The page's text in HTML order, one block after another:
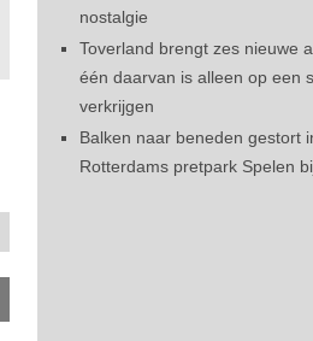
nostalgie
Toverland brengt zes nieuwe
één daarvan is alleen op een
verkrijgen
Balken naar beneden gestort
Rotterdams pretpark Spelen